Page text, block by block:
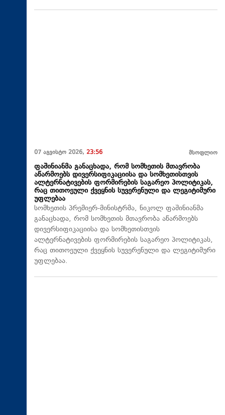
07 აგვისტო 2026, 23:56 მსოფლიო
ფაშინიანმა განაცხადა, რომ სომხეთის მთავრობა
აწარმოებს დივერსიფიკაციისა და სომხეთისთვის
ალტერნატივების ფორმირების საგარეო პოლიტიკას,
რაც თითოეული ქვეყნის სუვერენული და ლეგიტიმური
უფლებაა
სომხეთის პრემიერ-მინისტრმა, ნიკოლ ფაშინიანმა
განაცხადა, რომ სომხეთის მთავრობა აწარმოებს
დივერსიფიკაციისა და სომხეთისთვის
ალტერნატივების ფორმირების საგარეო პოლიტიკას,
რაც თითოეული ქვეყნის სუვერენული და ლეგიტიმური
უფლებაა.